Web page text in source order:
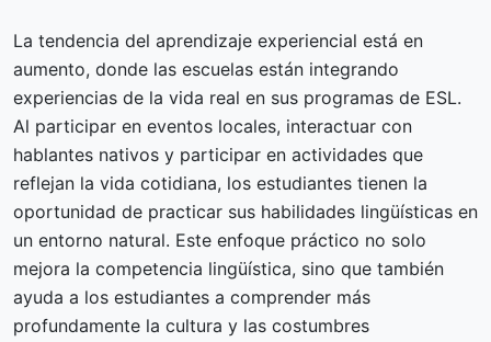
La tendencia del aprendizaje experiencial está en
aumento, donde las escuelas están integrando
experiencias de la vida real en sus programas de ESL.
Al participar en eventos locales, interactuar con
hablantes nativos y participar en actividades que
reflejan la vida cotidiana, los estudiantes tienen la
oportunidad de practicar sus habilidades lingüísticas en
un entorno natural. Este enfoque práctico no solo
mejora la competencia lingüística, sino que también
ayuda a los estudiantes a comprender más
profundamente la cultura y las costumbres